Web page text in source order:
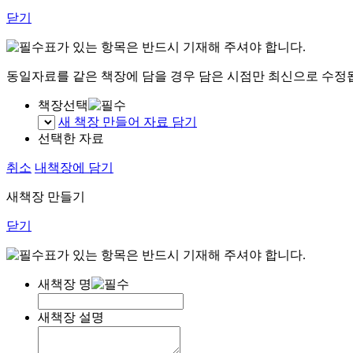
닫기
표가 있는 항목은 반드시 기재해 주셔야 합니다.
동일자료를 같은 책장에 담을 경우 담은 시점만 최신으로 수정
책장선택
새 책장 만들어 자료 담기
선택한 자료
취소 내책장에 담기
새책장 만들기
닫기
표가 있는 항목은 반드시 기재해 주셔야 합니다.
새책장 명
새책장 설명